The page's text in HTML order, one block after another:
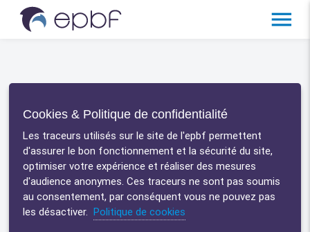
menu
Isabel Group
Faits & Chiffres
422 millions de transactions sécurisées exécutées
chaque année
Cookies & Politique de confidentialité
Les traceurs utilisés sur le site de l'epbf permettent
d'assurer le bon fonctionnement et la sécurité du site,
optimiser votre expérience et réaliser des mesures
d'audience anonymes. Ces traceurs ne sont pas soumis
au consentement, par conséquent vous ne pouvez pas
les désactiver.Politique de cookies